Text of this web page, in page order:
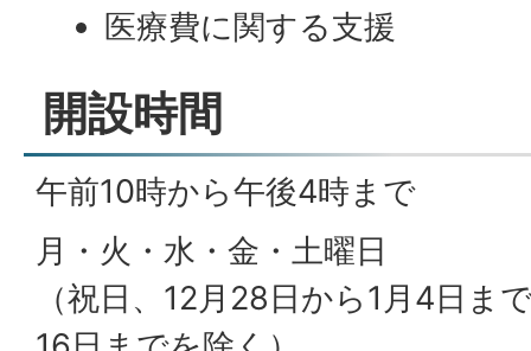
医療費に関する支援
開設時間
午前10時から午後4時まで
月・火・水・金・土曜日
（祝日、12月28日から1月4日ま